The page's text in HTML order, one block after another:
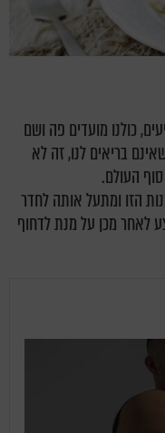
כולנו מועדים פה ושם
בריאים לנו, זה לא
העולם.
הזו ומתעל אותה לחדר
לאחר מכן על מנת לדחוף